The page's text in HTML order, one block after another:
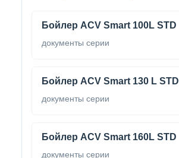
Бойлер ACV Smart 100L STD
документы серии
Бойлер ACV Smart 130 L STD
документы серии
Бойлер ACV Smart 160L STD
документы серии